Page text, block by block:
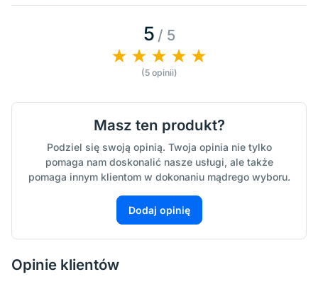
5 / 5
(5 opinii)
Masz ten produkt?
Podziel się swoją opinią. Twoja opinia nie tylko
pomaga nam doskonalić nasze usługi, ale także
pomaga innym klientom w dokonaniu mądrego wyboru.
Dodaj opinię
Opinie klientów